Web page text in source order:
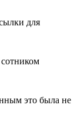
для
это была не